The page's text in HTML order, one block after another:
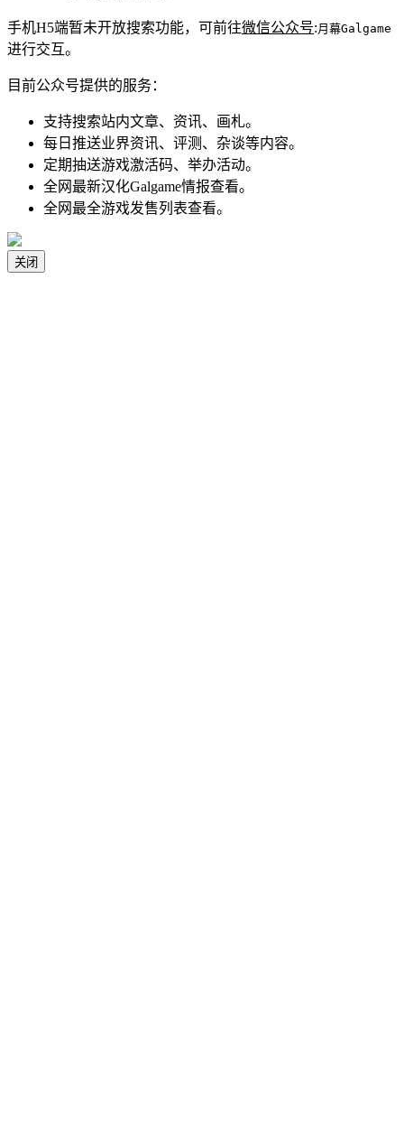
手机H5端暂未开放搜索功能，可前往微信公众号: 月幕Galgame
进行交互。
目前公众号提供的服务：
支持搜索站内文章、资讯、画札。
每日推送业界资讯、评测、杂谈等内容。
定期抽送游戏激活码、举办活动。
全网最新汉化Galgame情报查看。
全网最全游戏发售列表查看。
关闭